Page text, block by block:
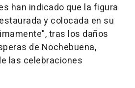
han indicado que la figura
y colocada en su
tras los daños
de Nochebuena,
las celebraciones